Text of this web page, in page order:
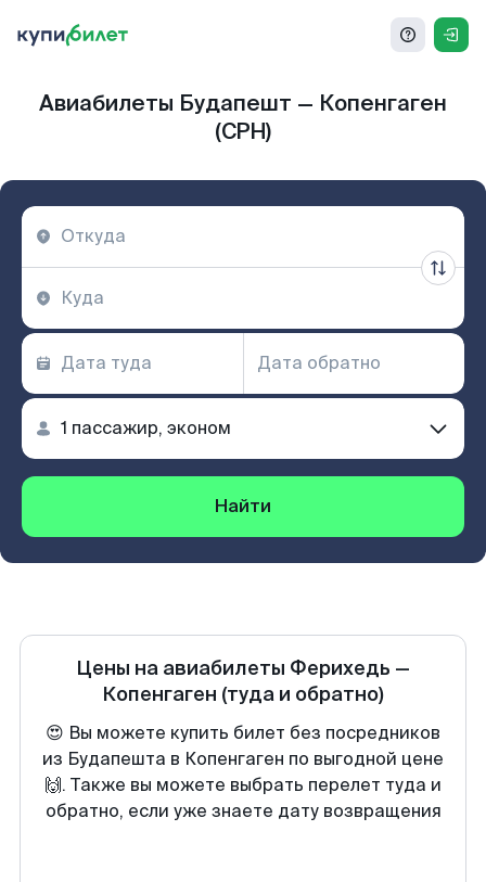
Авиабилеты Будапешт — Копенгаген
(CPH)
Найти
Цены на авиабилеты Ферихедь —
Копенгаген (туда и обратно)
😍 Вы можете купить билет без посредников
из Будапешта в Копенгаген по выгодной цене
🙌. Также вы можете выбрать перелет туда и
обратно, если уже знаете дату возвращения